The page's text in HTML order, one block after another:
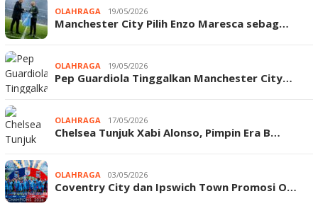
OLAHRAGA 19/05/2026
Manchester City Pilih Enzo Maresca sebag…
OLAHRAGA 19/05/2026
Pep Guardiola Tinggalkan Manchester City…
OLAHRAGA 17/05/2026
Chelsea Tunjuk Xabi Alonso, Pimpin Era B…
OLAHRAGA 03/05/2026
Coventry City dan Ipswich Town Promosi O…